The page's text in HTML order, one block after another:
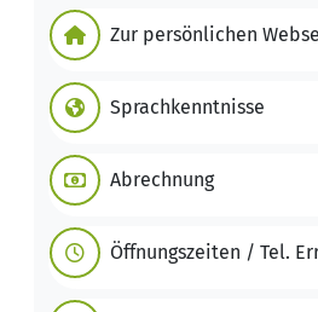
Zur persönlichen
Sprachkenntnisse
Abrechnung
Öffnungszeiten / Tel.